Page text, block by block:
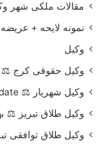
مقالات ملکی شهر
نمونه لایحه +
وکیل
وکیل حقوقی کرج ⚖️
وکیل شهریار ⚖️ last update
وکیل طلاق تبریز ⚖️
وکیل طلاق توافقی تبریز ⚖️ در 10